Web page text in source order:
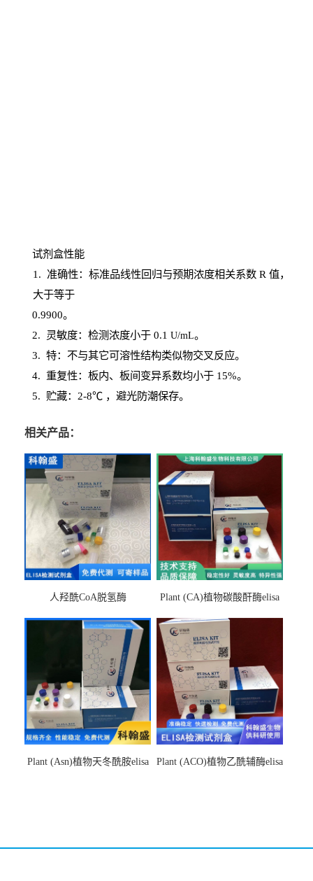
试剂盒性能
1 . 准确性：标准品线性回归与预期浓度相关系数 R 值，
大于等于
0.9900。
2. 灵敏度：检测浓度小于0.1 U/mL。
3. 特：不与其它可溶性结构类似物交叉反应。
4. 重复性：板内、板间变异系数均小于15%。
5. 贮藏：2-8℃ ，避光防潮保存。
相关产品：
人羟酰CoA脱氢酶
Plant (CA)植物碳酸酐酶elisa
Plant (Asn)植物天冬酰胺elisa
Plant (ACO)植物乙酰辅酶elisa